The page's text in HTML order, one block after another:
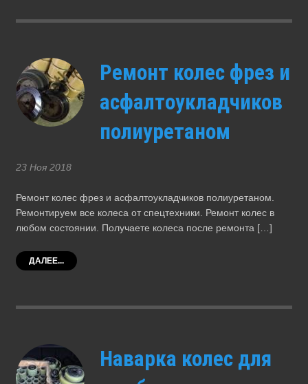
Ремонт колес фрез и
асфалтоукладчиков
полиуретаном
23 Ноя 2018
Ремонт колес фрез и асфалтоукладчиков полиуретаном.
Ремонтируем все колеса от спецтехники. Ремонт колес в
любом состоянии. Получаете колеса после ремонта […]
ДАЛЕЕ...
Наварка колес для